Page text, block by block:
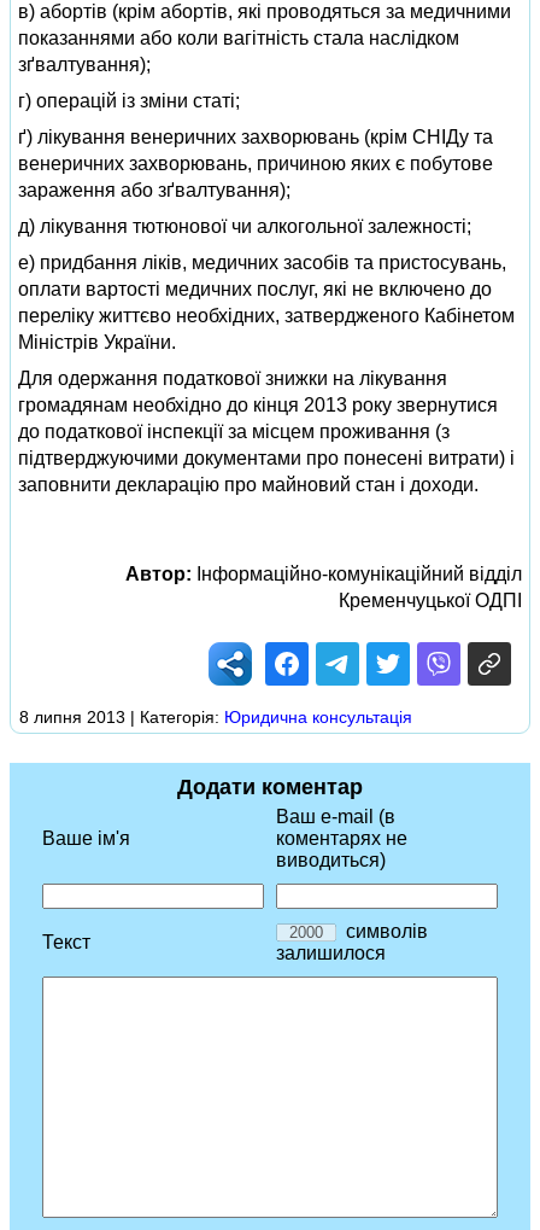
в) абортів (крім абортів, які проводяться за медичними
показаннями або коли вагітність стала наслідком
зґвалтування);
г) операцій із зміни статі;
ґ) лікування венеричних захворювань (крім СНІДу та
венеричних захворювань, причиною яких є побутове
зараження або зґвалтування);
д) лікування тютюнової чи алкогольної залежності;
е) придбання ліків, медичних засобів та пристосувань,
оплати вартості медичних послуг, які не включено до
переліку життєво необхідних, затвердженого Кабінетом
Міністрів України.
Для одержання податкової знижки на лікування
громадянам необхідно до кінця 2013 року звернутися
до податкової інспекції за місцем проживання (з
підтверджуючими документами про понесені витрати) і
заповнити декларацію про майновий стан і доходи.
Автор: Інформаційно-комунікаційний відділ
Кременчуцької ОДПІ
8 липня 2013 | Категорія: Юридична консультація
Додати коментар
Ваше ім'я
Ваш e-mail (в
коментарях не
виводиться)
Текст
символів
залишилося